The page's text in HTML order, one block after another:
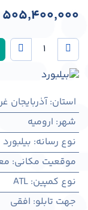
505,400,000
استان:آذربایجان
شهر: اروميه
نوع رسانه:
موقعیت مکانی:
نوع کمپین:
ATL
جهت تابلو: افقی